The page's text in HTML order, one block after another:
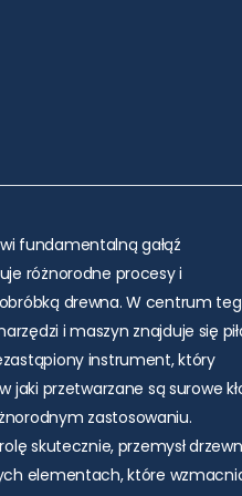
fundamentalną gałąź
różnorodne procesy i
drewna. W centrum
i maszyn znajduje się
instrument, który
jaki przetwarzane są surowe
zastosowaniu.
skutecznie, przemysł
elementach, które